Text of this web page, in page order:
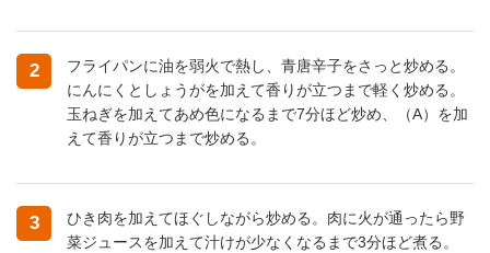
2
フライパンに油を弱火で熱し、青唐辛子をさっと炒める。
にんにくとしょうがを加えて香りが立つまで軽く炒める。
玉ねぎを加えてあめ色になるまで7分ほど炒め、（A）を加
えて香りが立つまで炒める。
3
ひき肉を加えてほぐしながら炒める。肉に火が通ったら野
菜ジュースを加えて汁けが少なくなるまで3分ほど煮る。